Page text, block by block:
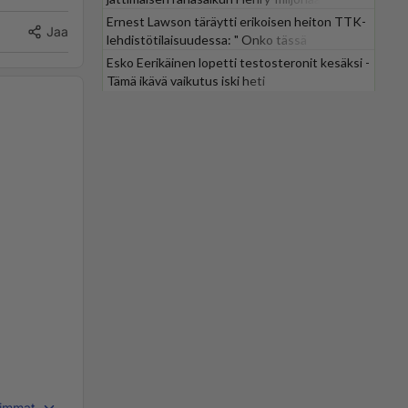
Jaa
Ernest Lawson täräytti erikoisen heiton TTK-
lehdistötilaisuudessa: " Onko tässä
tarkoituksena...?"
Esko Eerikäinen lopetti testosteronit kesäksi -
Tämä ikävä vaikutus iski heti